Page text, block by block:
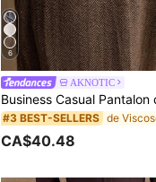
6
AKNOTIC
#3 BEST-SELLERS
CA$40.48